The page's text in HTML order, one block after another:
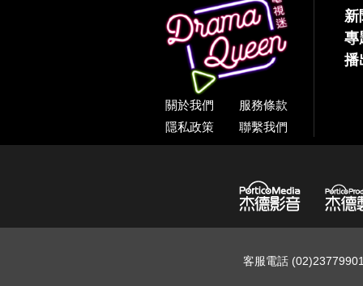
關於我們
服務條款
隱私政策
聯繫我們
新
專
播
客服電話